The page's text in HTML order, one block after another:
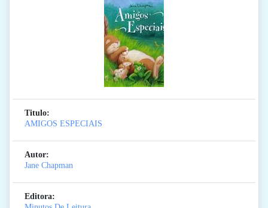
Titulo:
AMIGOS ESPECIAIS
Autor:
Jane Chapman
Editora: